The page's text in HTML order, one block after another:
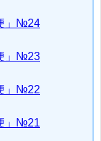
」№24
」№23
」№22
」№21